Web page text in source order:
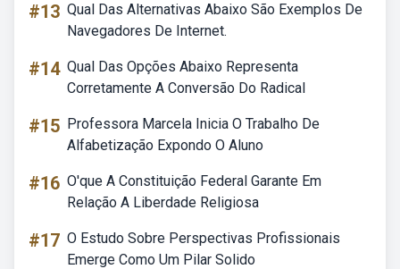
#13 Qual Das Alternativas Abaixo São Exemplos De
Navegadores De Internet.
#14 Qual Das Opções Abaixo Representa
Corretamente A Conversão Do Radical
#15 Professora Marcela Inicia O Trabalho De
Alfabetização Expondo O Aluno
#16 O'que A Constituição Federal Garante Em
Relação A Liberdade Religiosa
#17 O Estudo Sobre Perspectivas Profissionais
Emerge Como Um Pilar Solido